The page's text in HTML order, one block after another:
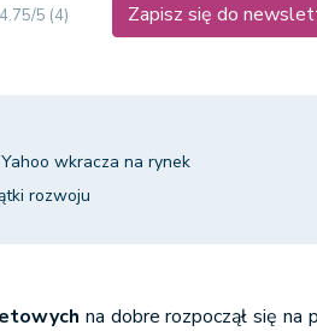
4.75/5 (4) Zapisz się do
wkracza na rynek
rozwoju
na dobre rozpoczął się